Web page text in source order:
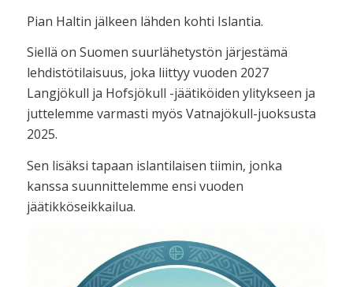
Pian Haltin jälkeen lähden kohti Islantia.
Siellä on Suomen suurlähetystön järjestämä
lehdistötilaisuus, joka liittyy vuoden 2027
Langjökull ja Hofsjökull -jäätiköiden ylitykseen ja
juttelemme varmasti myös Vatnajökull-juoksusta
2025.
Sen lisäksi tapaan islantilaisen tiimin, jonka
kanssa suunnittelemme ensi vuoden
jäätikköseikkailua.